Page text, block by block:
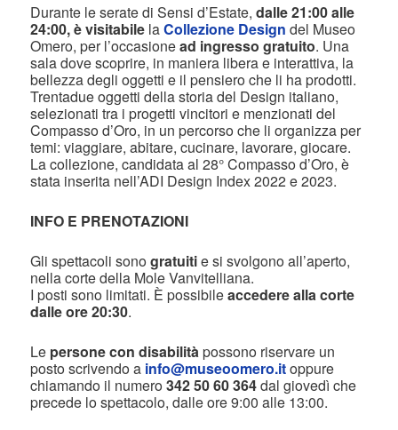
Durante le serate di Sensi d’Estate,dalle 21:00 alle
24:00, è visitabile laCollezione Design del Museo
Omero, per l’occasionead ingresso gratuito. Una
sala dove scoprire, in maniera libera e interattiva, la
bellezza degli oggetti e il pensiero che li ha prodotti.
Trentadue oggetti della storia del Design italiano,
selezionati tra i progetti vincitori e menzionati del
Compasso d’Oro, in un percorso che li organizza per
temi: viaggiare, abitare, cucinare, lavorare, giocare.
La collezione, candidata al 28° Compasso d’Oro, è
stata inserita nell’ADI Design Index 2022 e 2023.
INFO E PRENOTAZIONI
Gli spettacoli sonogratuitie si svolgono all’aperto,
nella corte della Mole Vanvitelliana.
I posti sono limitati. È possibileaccedere alla corte
dalle ore 20:30.
Le persone con disabilitàpossono riservare un
posto scrivendo a info@museoomero.itoppure
chiamando il numero342 50 60 364dal giovedì che
precede lo spettacolo, dalle ore 9:00 alle 13:00.